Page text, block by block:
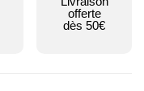
offerte
dès 50€